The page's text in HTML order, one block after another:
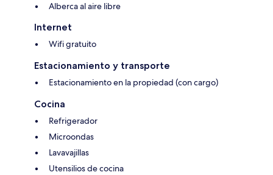
Alberca al aire libre
Internet
Wifi gratuito
Estacionamiento y transporte
Estacionamiento en la propiedad (con cargo)
Cocina
Refrigerador
Microondas
Lavavajillas
Utensilios de cocina